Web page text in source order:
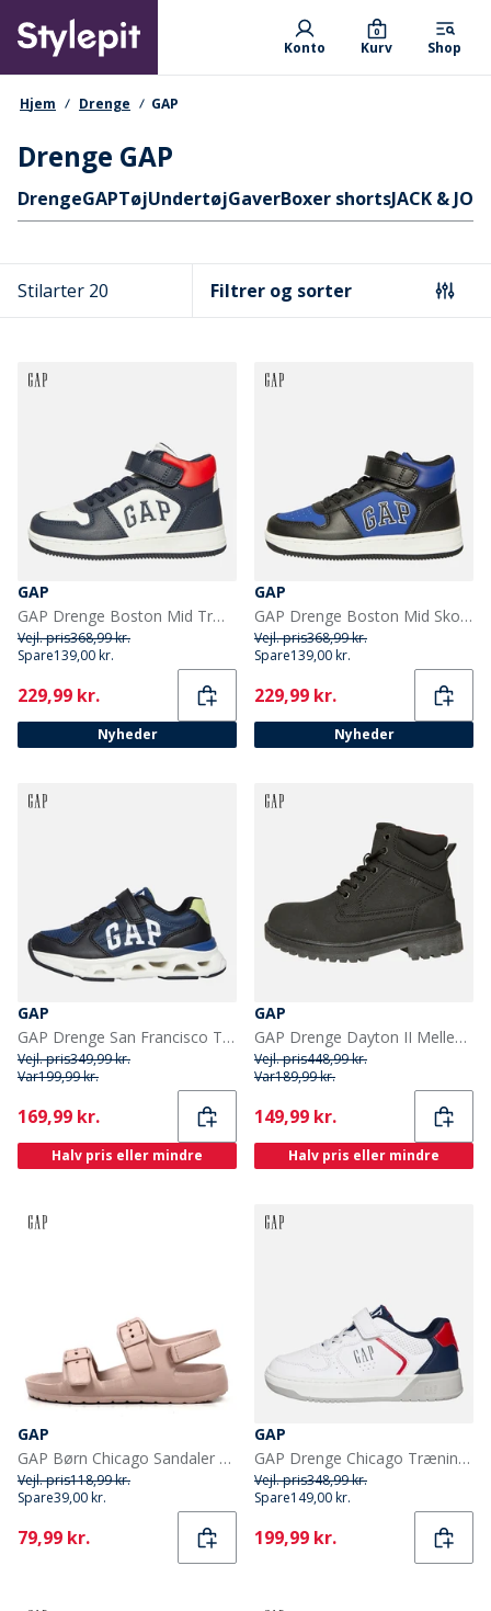
main
content
Primary departments
Konto Kurv
0
Shop
navigationssti
Hjem Drenge GAP
Drenge GAP
Hurtige links
DrengeGAPTøjUndertøjGaverBoxer shortsJACK &
Stilarter 20 Filtrer og sorter
GAP
GAP Drenge Boston Mid Træningssko Navy/Rød
Vejl. pris368,99 kr.
Spare139,00 kr.
Current
229,99 kr.
Nyheder
GAP
GAP Drenge Boston Mid Sko Sort/Blå
Vejl. pris368,99 kr.
Spare139,00 kr.
Current
229,99 kr.
Nyheder
GAP
GAP Drenge San Francisco Træningssko Black Blue Lime
Vejl. pris349,99 kr.
Var199,99 kr.
Current
169,99 kr.
Halv pris eller mindre
GAP
GAP Drenge Dayton II Mellem Snøre Støvler Sort
Vejl. pris448,99 kr.
Var189,99 kr.
Current
149,99 kr.
Halv pris eller mindre
GAP
GAP Børn Chicago Sandaler Lyserød
Vejl. pris118,99 kr.
Spare39,00 kr.
Current
79,99 kr.
GAP
GAP Drenge Chicago Træningssko Hvid/Marineblå/Rød White Navy Red
Vejl. pris348,99 kr.
Spare149,00 kr.
Current
199,99 kr.